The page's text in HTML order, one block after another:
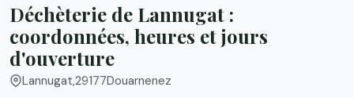
Déchèterie de Lannugat :
coordonnées, heures et jours
d'ouverture
Lannugat,29177Douarnenez